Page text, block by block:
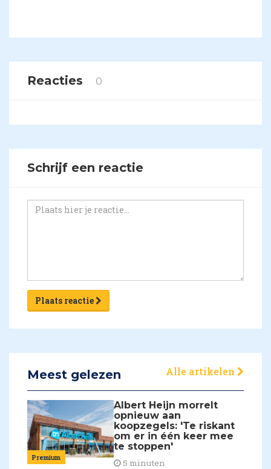
Reacties 0
Schrijf een reactie
Plaats reactie
Meest gelezen Alle artikelen
Premium
Albert Heijn morrelt
opnieuw aan
koopzegels: 'Te riskant
om er in één keer mee
te stoppen'
5 minuten